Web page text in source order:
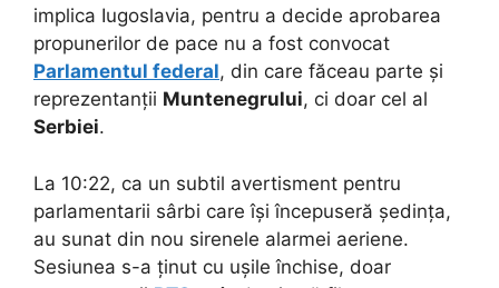
implica Iugoslavia, pentru a decide aprobarea
propunerilor de pace nu a fost convocat
Parlamentul federal, din care făceau parte și
reprezentanții Muntenegrului, ci doar cel al
Serbiei.
La 10:22, ca un subtil avertisment pentru
parlamentarii sârbi care își începuseră ședința,
au sunat din nou sirenele alarmei aeriene.
Sesiunea s-a ținut cu ușile închise, doar